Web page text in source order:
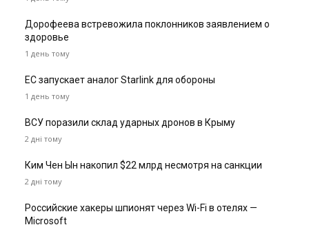
Дорофеева встревожила поклонников заявлением о
здоровье
1 день тому
ЕС запускает аналог Starlink для обороны
1 день тому
ВСУ поразили склад ударных дронов в Крыму
2 дні тому
Ким Чен Ын накопил $22 млрд несмотря на санкции
2 дні тому
Российские хакеры шпионят через Wi-Fi в отелях —
Microsoft